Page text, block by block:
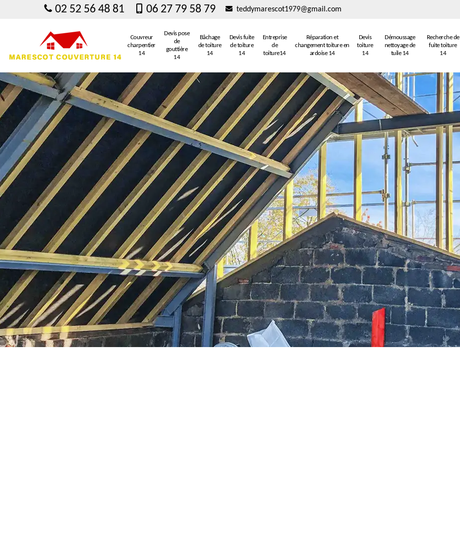
02 52 56 48 81 06 27 79 58 79 teddymarescot1979@gmail.com
Couvreur
charpentier
14
Devis pose
de
gouttière
14
Bâchage
de toiture
14
Devis fuite
de toiture
14
Entreprise
de
toiture14
Réparation et
changement toiture en
ardoise 14
Devis
toiture
14
Démoussage
nettoyage de
tuile 14
Recherche de
fuite toiture
14